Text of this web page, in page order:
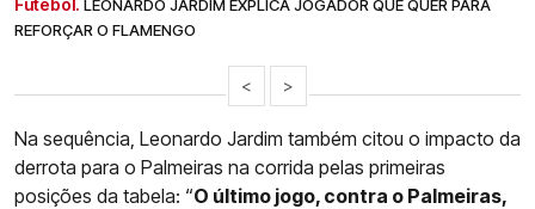
Futebol. LEONARDO JARDIM EXPLICA JOGADOR QUE QUER PARA
REFORÇAR O FLAMENGO
< >
Na sequência, Leonardo Jardim também citou o impacto da
derrota para o Palmeiras na corrida pelas primeiras
posições da tabela: “O último jogo, contra o Palmeiras,